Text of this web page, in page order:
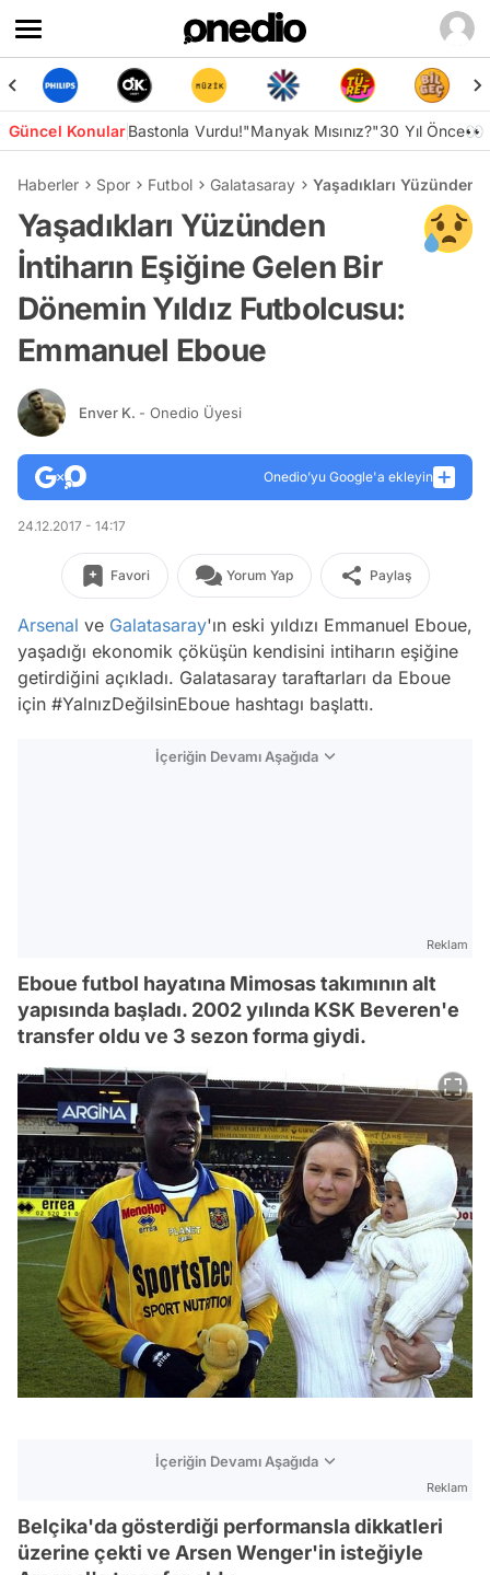
Güncel KonularBastonla Vurdu!"Manyak Mısınız?"30 Yıl Önce👀
Haberler Spor Futbol Galatasaray Yaşadıkları Yüzünden
Yaşadıkları Yüzünden
İntiharın Eşiğine Gelen Bir
Dönemin Yıldız Futbolcusu:
Emmanuel Eboue
Enver K. - Onedio Üyesi
Onedio’yu Google'a ekleyin
24.12.2017 - 14:17
Favori Yorum Yap Paylaş
Arsenal ve Galatasaray'ın eski yıldızı Emmanuel Eboue,
yaşadığı ekonomik çöküşün kendisini intiharın eşiğine
getirdiğini açıkladı. Galatasaray taraftarları da Eboue
için #YalnızDeğilsinEboue hashtagı başlattı.
İçeriğin Devamı Aşağıda
Reklam
Eboue futbol hayatına Mimosas takımının alt
yapısında başladı. 2002 yılında KSK Beveren'e
transfer oldu ve 3 sezon forma giydi.
İçeriğin Devamı Aşağıda
Reklam
Belçika'da gösterdiği performansla dikkatleri
üzerine çekti ve Arsen Wenger'in isteğiyle